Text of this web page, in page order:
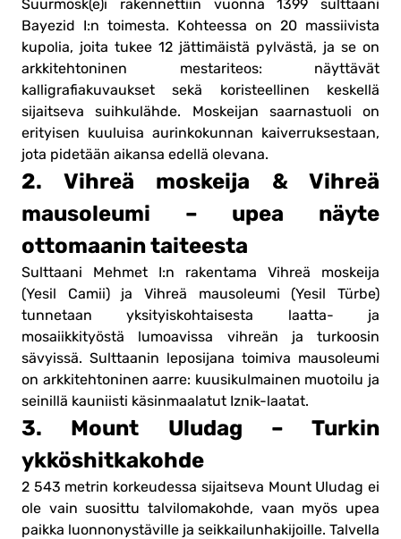
Suurmösk(e)i rakennettiin vuonna 1399 sulttaani
Bayezid I:n toimesta. Kohteessa on 20 massiivista
kupolia, joita tukee 12 jättimäistä pylvästä, ja se on
arkkitehtoninen mestariteos: näyttävät
kalligrafiakuvaukset sekä koristeellinen keskellä
sijaitseva suihkulähde. Moskeijan saarnastuoli on
erityisen kuuluisa aurinkokunnan kaiverruksestaan,
jota pidetään aikansa edellä olevana.
2. Vihreä moskeija & Vihreä
mausoleumi – upea näyte
ottomaanin taiteesta
Sulttaani Mehmet I:n rakentama Vihreä moskeija
(Yesil Camii) ja Vihreä mausoleumi (Yesil Türbe)
tunnetaan yksityiskohtaisesta laatta- ja
mosaiikkityöstä lumoavissa vihreän ja turkoosin
sävyissä. Sulttaanin leposijana toimiva mausoleumi
on arkkitehtoninen aarre: kuusikulmainen muotoilu ja
seinillä kauniisti käsinmaalatut Iznik-laatat.
3. Mount Uludag – Turkin
ykköshitkakohde
2 543 metrin korkeudessa sijaitseva Mount Uludag ei
ole vain suosittu talvilomakohde, vaan myös upea
paikka luonnonystäville ja seikkailunhakijoille. Talvella